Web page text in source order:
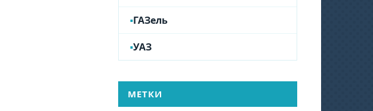
ГАЗель
УАЗ
МЕТКИ